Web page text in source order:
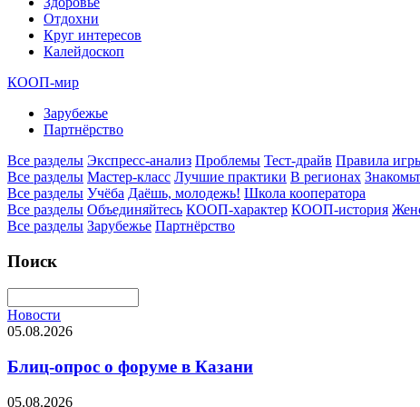
Отдохни
Круг интересов
Калейдоскоп
КООП-мир
Зарубежье
Партнёрство
Все разделы Экспресс-анализ Проблемы Тест-драйв Правила
Все разделы Мастер-класс Лучшие практики В регионах
Все разделы Учёба Даёшь, молодежь! Школа кооператора
Все разделы Объединяйтесь КООП-характер КООП-история
Все разделы Зарубежье Партнёрство
Поиск
Новости
05.08.2026
Блиц-опрос о форуме в Казани
05.08.2026